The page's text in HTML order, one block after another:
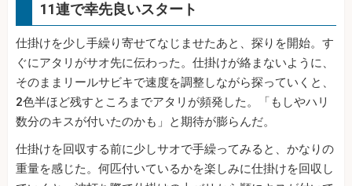
11連で幸先良いスタート
仕掛けを少し手繰り寄せてなじませたあと、探りを開始。す
ぐにアタリがサオ先に伝わった。仕掛けが絡まないように、
そのままリールサビキで速度を調整しながら探っていくと、
2色半ほど残すところまでアタリが頻発した。「もしやハリ
数分のキスが付いたのかも」と期待が膨らんだ。
仕掛けを回収する前に少しサオで手繰ってみると、かなりの
重量を感じた。何匹付いているかを楽しみに仕掛けを回収し